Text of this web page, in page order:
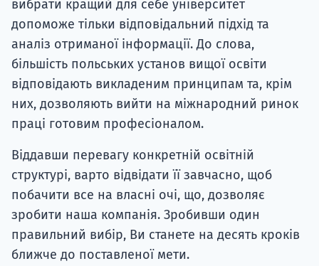
вибрати кращий для себе університет
допоможе тільки відповідальний підхід та
аналіз отриманої інформації. До слова,
більшість польських установ вищої освіти
відповідають викладеним принципам та, крім
них, дозволяють вийти на міжнародний ринок
праці готовим професіоналом.
Віддавши перевагу конкретній освітній
структурі, варто відвідати її завчасно, щоб
побачити все на власні очі, що, дозволяє
зробити наша компанія. Зробивши один
правильний вибір, Ви станете на десять кроків
ближче до поставленої мети.